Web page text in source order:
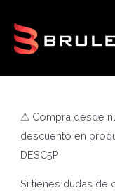
contenido
⚠ Compra desde
descuento en
DESC5P
Si tienes dudas